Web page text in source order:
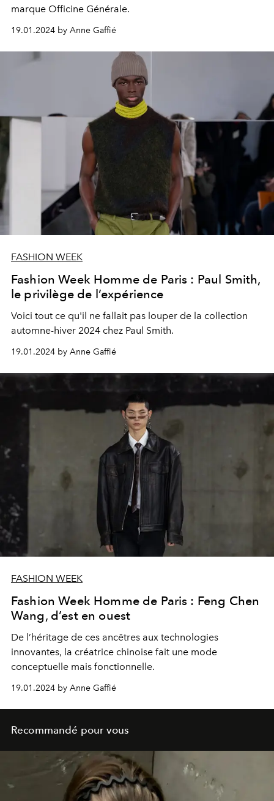
marque Officine Générale.
19.01.2024 by Anne Gaffié
FASHION WEEK
Fashion Week Homme de Paris : Paul Smith,
le privilège de l’expérience
Voici tout ce qu'il ne fallait pas louper de la collection
automne-hiver 2024 chez Paul Smith.
19.01.2024 by Anne Gaffié
FASHION WEEK
Fashion Week Homme de Paris : Feng Chen
Wang, d’est en ouest
De l’héritage de ces ancêtres aux technologies
innovantes, la créatrice chinoise fait une mode
conceptuelle mais fonctionnelle.
19.01.2024 by Anne Gaffié
Recommandé pour vous